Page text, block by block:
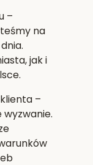
–
na
jak i
–